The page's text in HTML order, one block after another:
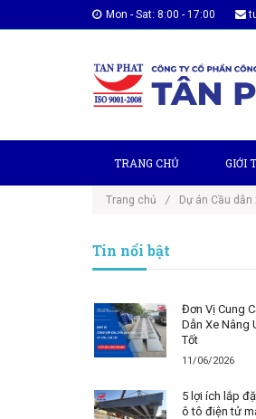
Mon - Sat: 8:00 - 17:00
TRANG CHỦ GIỚI
Trang chủ / Dự án Cầu dẫn
Tin nổi bật
Đơn Vị Cung
Dẫn Xe Nâng
Tốt
11/06/2026
5 lợi ích lắp
ô tô điện tử